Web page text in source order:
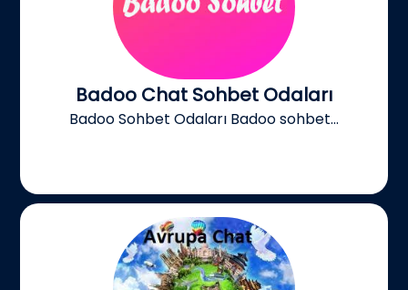
Badoo Chat Sohbet Odaları
Badoo Sohbet Odaları Badoo sohbet...